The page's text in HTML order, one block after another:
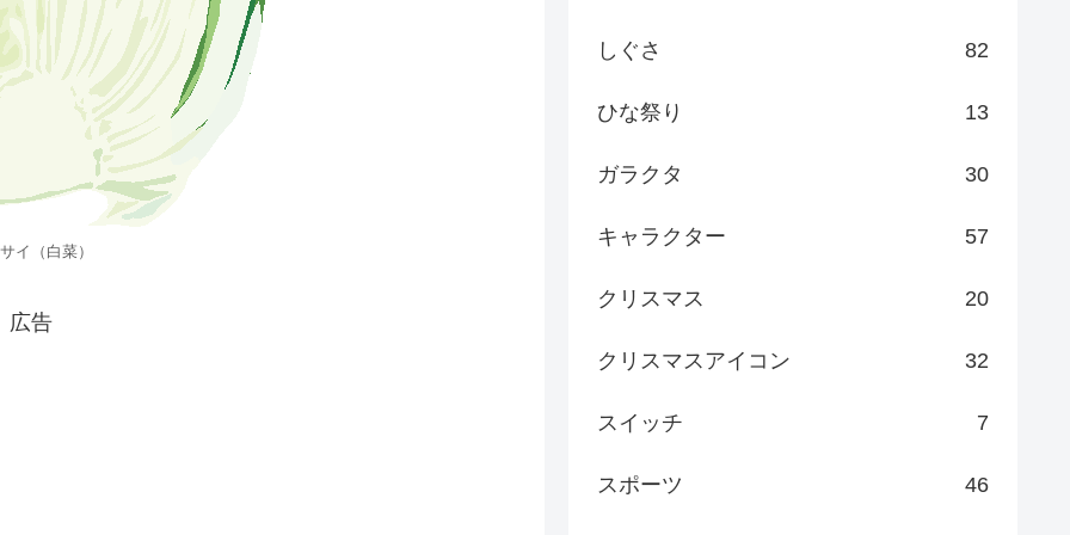
イ（白菜）
広告
しぐさ 82
ひな祭り 13
ガラクタ 30
キャラクター 57
クリスマス 20
クリスマスアイコン 32
スイッチ 7
スポーツ 46